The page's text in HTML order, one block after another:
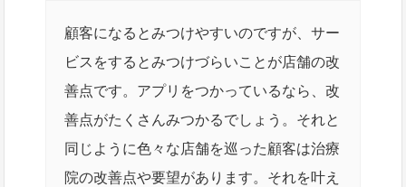
顧客になるとみつけやすいのですが、サー
ビスをするとみつけづらいことが店舗の改
善点です。アプリをつかっているなら、改
善点がたくさんみつかるでしょう。それと
同じように色々な店舗を巡った顧客は治療
院の改善点や要望があります。それを叶え